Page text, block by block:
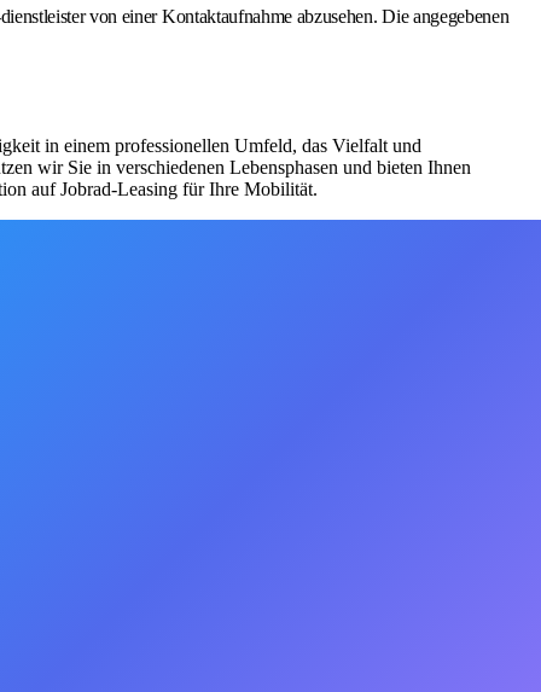
von einer Kontaktaufnahme abzusehen. Die angegebenen
in einem professionellen Umfeld, das Vielfalt und
wir Sie in verschiedenen Lebensphasen und bieten Ihnen
auf Jobrad-Leasing für Ihre Mobilität.